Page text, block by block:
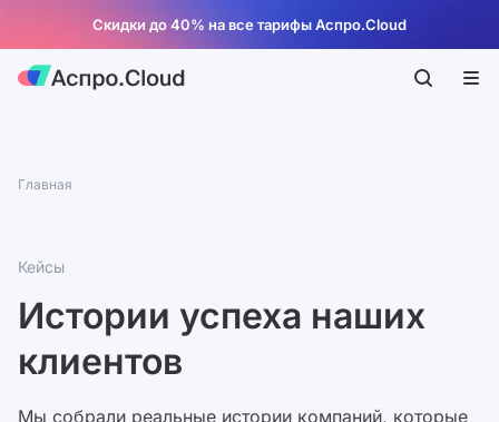
Скидки до 40% на все тарифы Аспро.Cloud
Главная
Кейсы
Истории успеха наших
клиентов
Мы собрали реальные истории компаний, которые